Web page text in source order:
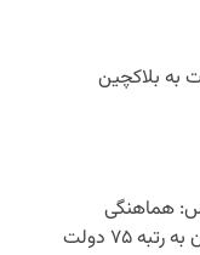
به بلاکچین
هماهنگی
نهادی شرط رسیدن ایران به رتبه ۷۵ دولت